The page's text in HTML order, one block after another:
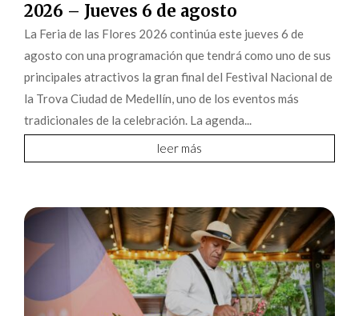
2026 – Jueves 6 de agosto
La Feria de las Flores 2026 continúa este jueves 6 de
agosto con una programación que tendrá como uno de sus
principales atractivos la gran final del Festival Nacional de
la Trova Ciudad de Medellín, uno de los eventos más
tradicionales de la celebración. La agenda...
leer más